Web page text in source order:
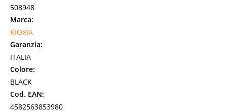
508948
Marca:
KIOXIA
Garanzia:
ITALIA
Colore:
BLACK
Cod. EAN:
4582563853980